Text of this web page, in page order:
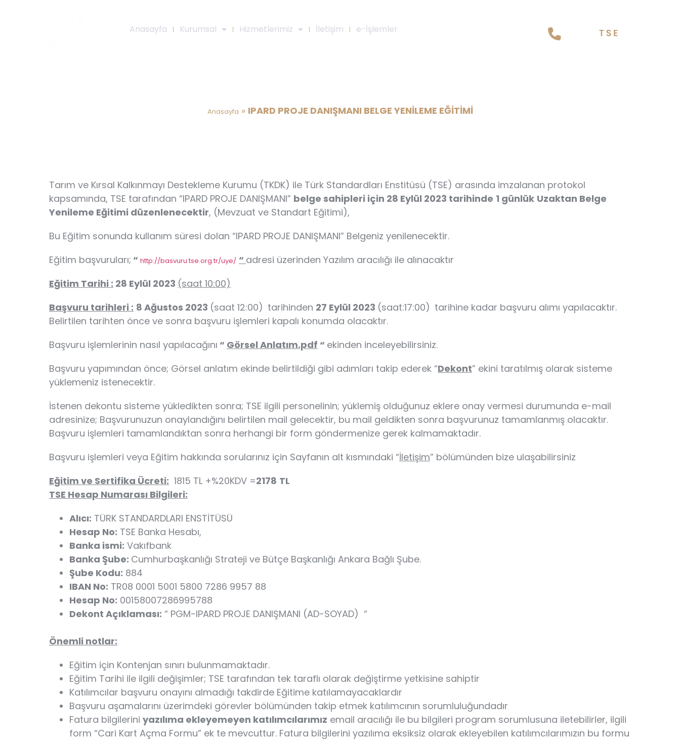
Anasayfa Kurumsal Hizmetlerimiz İletişim e-İşlemler
Anasayfa » IPARD PROJE DANIŞMANI BELGE YENİLEME EĞİTİMİ
Tarım ve Kırsal Kalkınmayı Destekleme Kurumu (TKDK) ile Türk Standardları Enstitüsü (TSE) arasında imzalanan protokol
kapsamında, TSE tarafından “IPARD PROJE DANIŞMANI” belge sahipleri için 28 Eylül 2023 tarihinde 1 günlük Uzaktan Belge
Yenileme Eğitimi düzenlenecektir, (Mevzuat ve Standart Eğitimi),
Bu Eğitim sonunda kullanım süresi dolan “IPARD PROJE DANIŞMANI” Belgeniz yenilenecektir.
Eğitim başvuruları; “ http://basvuru.tse.org.tr/uye/ “ adresi üzerinden Yazılım aracılığı ile alınacaktır
Eğitim Tarihi : 28 Eylül 2023 (saat 10:00)
Başvuru tarihleri : 8 Ağustos 2023 (saat 12:00) tarihinden 27 Eylül 2023 (saat:17:00) tarihine kadar başvuru alımı yapılacaktır.
Belirtilen tarihten önce ve sonra başvuru işlemleri kapalı konumda olacaktır.
Başvuru işlemlerinin nasıl yapılacağını “ Görsel Anlatım.pdf “ ekinden inceleyebilirsiniz.
Başvuru yapımından önce; Görsel anlatım ekinde belirtildiği gibi adımları takip ederek “Dekont” ekini taratılmış olarak sisteme
yüklemeniz istenecektir.
İstenen dekontu sisteme yükledikten sonra; TSE ilgili personelinin; yüklemiş olduğunuz eklere onay vermesi durumunda e-mail
adresinize; Başvurunuzun onaylandığını belirtilen mail gelecektir, bu mail geldikten sonra başvurunuz tamamlanmış olacaktır.
Başvuru işlemleri tamamlandıktan sonra herhangi bir form göndermenize gerek kalmamaktadır.
Başvuru işlemleri veya Eğitim hakkında sorularınız için Sayfanın alt kısmındaki “İletişim” bölümünden bize ulaşabilirsiniz
Eğitim ve Sertifika Ücreti: 1815 TL +%20KDV =2178 TL
TSE Hesap Numarası Bilgileri:
Alıcı: TÜRK STANDARDLARI ENSTİTÜSÜ
Hesap No: TSE Banka Hesabı,
Banka ismi: Vakıfbank
Banka Şube: Cumhurbaşkanlığı Strateji ve Bütçe Başkanlığı Ankara Bağlı Şube.
Şube Kodu: 884
IBAN No: TR08 0001 5001 5800 7286 9957 88
Hesap No: 00158007286995788
Dekont Açıklaması: “ PGM-IPARD PROJE DANIŞMANI (AD-SOYAD) “
Önemli notlar:
Eğitim için Kontenjan sınırı bulunmamaktadır.
Eğitim Tarihi ile ilgili değişimler; TSE tarafından tek taraflı olarak değiştirme yetkisine sahiptir
Katılımcılar başvuru onayını almadığı takdirde Eğitime katılamayacaklardır
Başvuru aşamalarını üzerimdeki görevler bölümünden takip etmek katılımcının sorumluluğundadır
Fatura bilgilerini yazılıma ekleyemeyen katılımcılarımız email aracılığı ile bu bilgileri program sorumlusuna iletebilirler, ilgili
form “Cari Kart Açma Formu” ek te mevcuttur. Fatura bilgilerini yazılıma eksiksiz olarak ekleyebilen katılımcılarımızın bu formu